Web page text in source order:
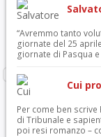
“Avremmo tanto
giornate del 25
giornate di Pasqua
Cui
Per come ben
di Tribunale e
poi resi romanzo –